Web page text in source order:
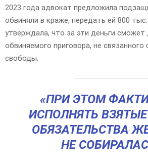
2023 года адвокат предложила
обвиняли в краже, передать ей 800
утверждала, что за эти деньги
обвиняемого приговора, не связанного
свободы.
«ПРИ ЭТОМ
ИСПОЛНЯТЬ
ОБЯЗАТЕЛЬСТВА
НЕ